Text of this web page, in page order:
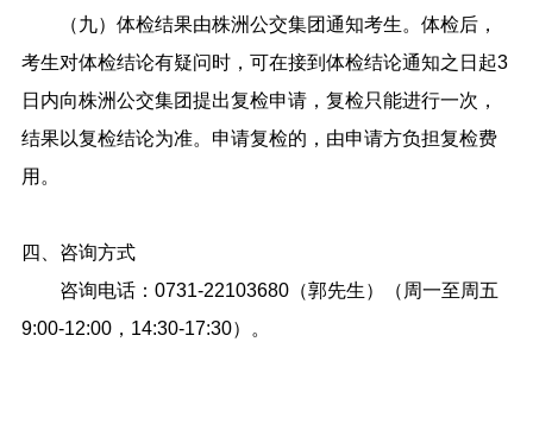
（九）体检结果由株洲公交集团通知考生。体检后，
考生对体检结论有疑问时，可在接到体检结论通知之日起3
日内向株洲公交集团提出复检申请，复检只能进行一次，
结果以复检结论为准。申请复检的，由申请方负担复检费
用。
四、咨询方式
咨询电话：0731-22103680（郭先生）（周一至周五
9:00-12:00，14:30-17:30）。